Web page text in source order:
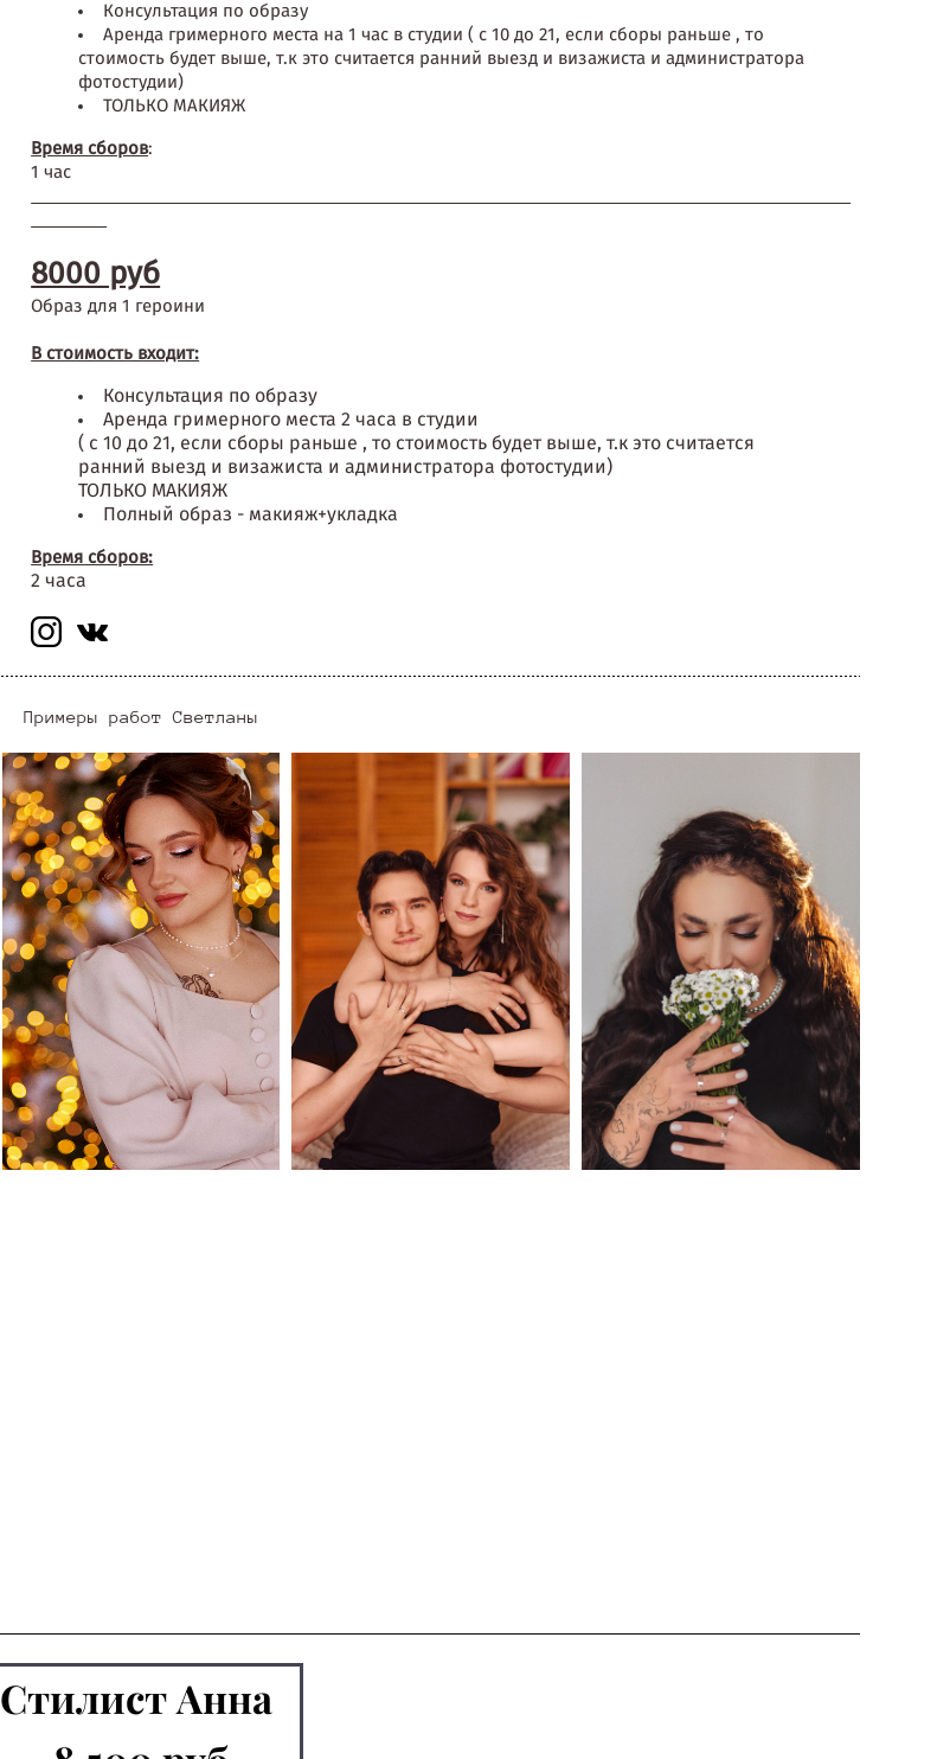
Консультация по образу
Аренда гримерного места на 1 час в студии ( с 10 до 21, если сборы раньше , то
стоимость будет выше, т.к это считается ранний выезд и визажиста и администратора
фотостудии)
ТОЛЬКО МАКИЯЖ
Время сборов:
1 час
8000 руб
Образ для 1 героини
В стоимость входит:
Консультация по образу
Аренда гримерного места 2 часа в студии
( с 10 до 21, если сборы раньше , то стоимость будет выше, т.к это считается
ранний выезд и визажиста и администратора фотостудии)
ТОЛЬКО МАКИЯЖ
Полный образ - макияж+укладка
Время сборов:
2 часа
Примеры работ Светланы
Стилист Анна